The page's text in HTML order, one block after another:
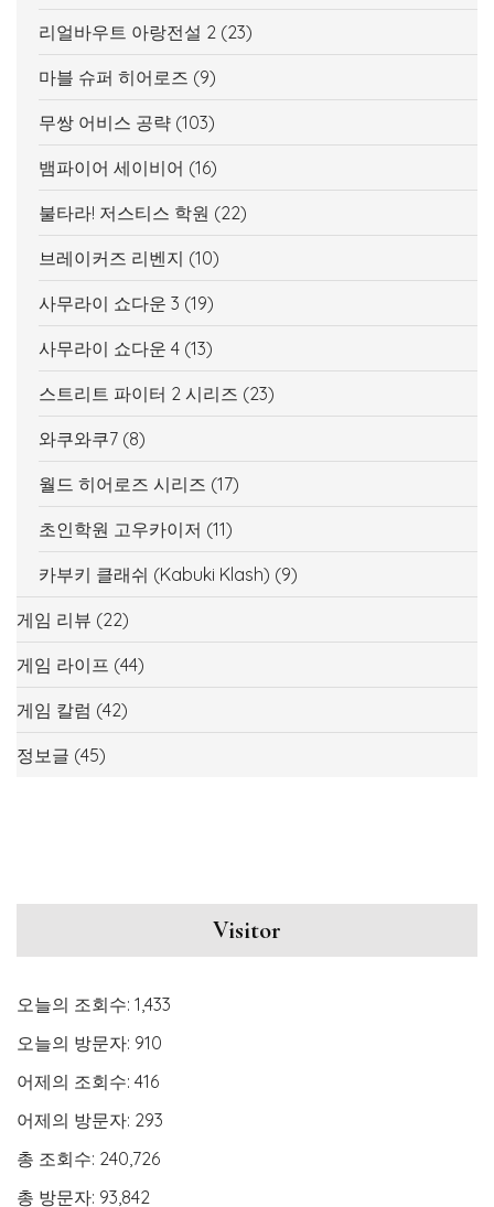
리얼바우트 아랑전설 2 (23)
마블 슈퍼 히어로즈 (9)
무쌍 어비스 공략 (103)
뱀파이어 세이비어 (16)
불타라! 저스티스 학원 (22)
브레이커즈 리벤지 (10)
사무라이 쇼다운 3 (19)
사무라이 쇼다운 4 (13)
스트리트 파이터 2 시리즈 (23)
와쿠와쿠7 (8)
월드 히어로즈 시리즈 (17)
초인학원 고우카이저 (11)
카부키 클래쉬 (Kabuki Klash) (9)
게임 리뷰 (22)
게임 라이프 (44)
게임 칼럼 (42)
정보글 (45)
Visitor
오늘의 조회수: 1,433
오늘의 방문자: 910
어제의 조회수: 416
어제의 방문자: 293
총 조회수: 240,726
총 방문자: 93,842